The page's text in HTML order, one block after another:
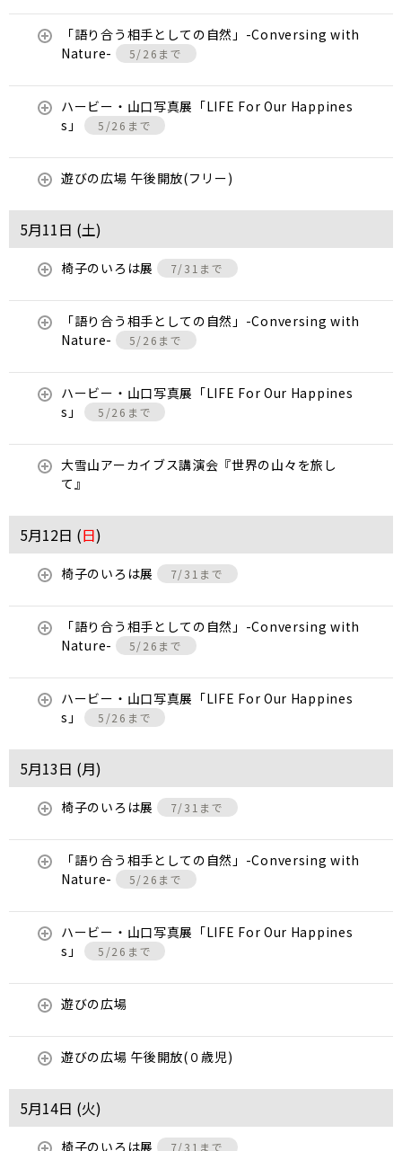
「語り合う相手としての自然」-Conversing with
Nature-
5/26まで
ハービー・山口写真展「LIFE For Our Happines
s」
5/26まで
遊びの広場 午後開放(フリー)
5月11日 (土)
椅子のいろは展 7/31まで
「語り合う相手としての自然」-Conversing with
Nature-
5/26まで
ハービー・山口写真展「LIFE For Our Happines
s」
5/26まで
大雪山アーカイブス講演会『世界の山々を旅し
て』
5月12日 (日)
椅子のいろは展 7/31まで
「語り合う相手としての自然」-Conversing with
Nature-
5/26まで
ハービー・山口写真展「LIFE For Our Happines
s」
5/26まで
5月13日 (月)
椅子のいろは展 7/31まで
「語り合う相手としての自然」-Conversing with
Nature-
5/26まで
ハービー・山口写真展「LIFE For Our Happines
s」
5/26まで
遊びの広場
遊びの広場 午後開放(０歳児)
5月14日 (火)
椅子のいろは展 7/31まで